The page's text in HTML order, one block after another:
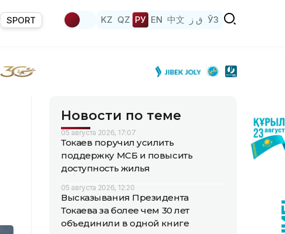
SPORT KZ QZ РУ EN 中文 ق ز ЎЗ
Новости по теме
05 августа 2026, 17:07
Токаев поручил усилить
поддержку МСБ и повысить
доступность жилья
05 августа 2026, 12:20
Высказывания Президента
Токаева за более чем 30 лет
объединили в одной книге